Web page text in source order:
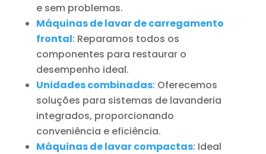
e sem problemas.
Máquinas de lavar de carregamento
frontal: Reparamos todos os
componentes para restaurar o
desempenho ideal.
Unidades combinadas: Oferecemos
soluções para sistemas de lavanderia
integrados, proporcionando
conveniência e eficiência.
Máquinas de lavar compactas: Ideal